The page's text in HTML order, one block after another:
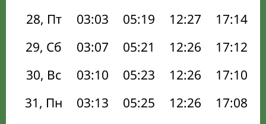
28, Пт
03:03 05:19 12:27 17:14
29, Сб
03:07 05:21 12:26 17:12
30, Вс
03:10 05:23 12:26 17:10
31, Пн
03:13 05:25 12:26 17:08